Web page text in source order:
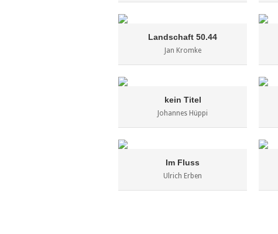
Landschaft 50.44
Jan Kromke
kein Titel
Johannes Hüppi
Im Fluss
Ulrich Erben